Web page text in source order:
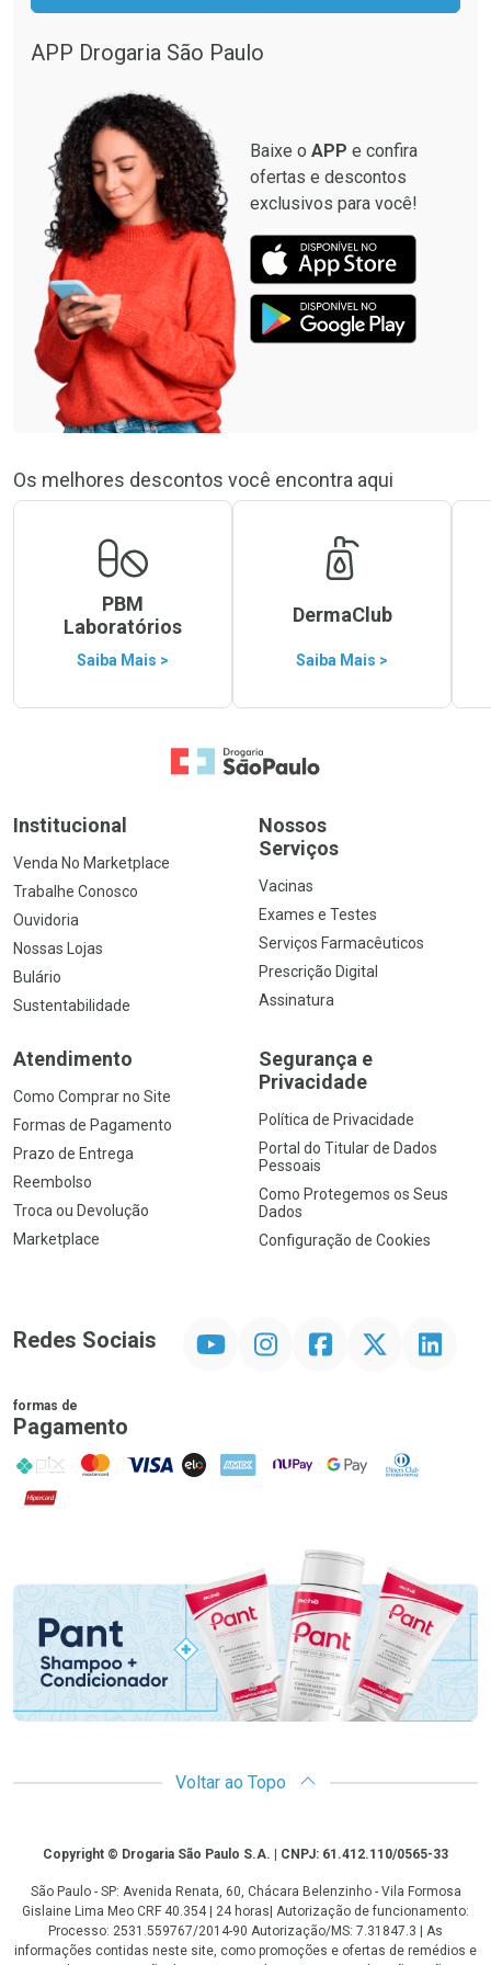
APP Drogaria São Paulo
Baixe o APP e confira
ofertas e descontos
exclusivos para você!
Os melhores descontos você encontra aqui
PBM
Laboratórios
Saiba Mais >
DermaClub
Saiba Mais >
Ir para a Home
Institucional
Venda No Marketplace
Trabalhe Conosco
Ouvidoria
Nossas Lojas
Bulário
Sustentabilidade
Nossos
Serviços
Vacinas
Exames e Testes
Serviços Farmacêuticos
Prescrição Digital
Assinatura
Atendimento
Como Comprar no Site
Formas de Pagamento
Prazo de Entrega
Reembolso
Troca ou Devolução
Marketplace
Segurança e
Privacidade
Política de Privacidade
Portal do Titular de Dados
Pessoais
Como Protegemos os Seus
Dados
Configuração de Cookies
Redes Sociais InstagramFacebookTwitter Linkedin
formas de
Pagamento
PIX MasterCard
VISA ELO AMEX NuPay Google PayDiners Club
Hipercard
Promoção em Destaque
Voltar ao Topo
CopyrightCopyright © Drogaria São Paulo S.A. | CNPJ: 61.412.110/0565-33
São Paulo - SP: Avenida Renata, 60, Chácara Belenzinho - Vila Formosa
Gislaine Lima Meo CRF 40.354 | 24 horas| Autorização de funcionamento:
Processo: 2531.559767/2014-90 Autorização/MS: 7.31847.3 | As
informações contidas neste site, como promoções e ofertas de remédios e